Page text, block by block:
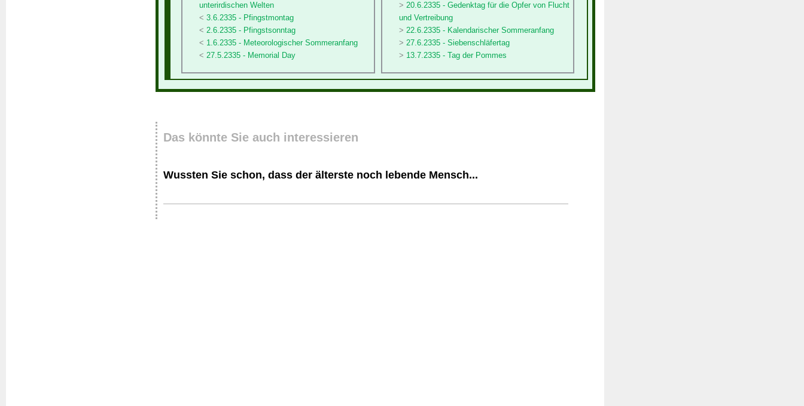
unterirdischen Welten
3.6.2335 - Pfingstmontag
2.6.2335 - Pfingstsonntag
1.6.2335 - Meteorologischer Sommeranfang
27.5.2335 - Memorial Day
20.6.2335 - Gedenktag für die Opfer von Flucht
und Vertreibung
22.6.2335 - Kalendarischer Sommeranfang
27.6.2335 - Siebenschläfertag
13.7.2335 - Tag der Pommes
Das könnte Sie auch interessieren
Wussten Sie schon, dass der älterste noch lebende Mensch...